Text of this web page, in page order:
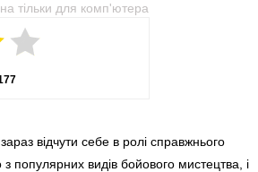
тільки для комп'ютера
відчути себе в ролі справжнього
популярних видів бойового мистецтва, і